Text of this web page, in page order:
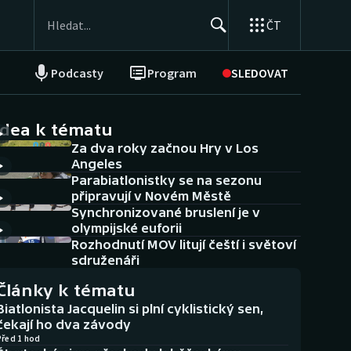
ČT
Podcasty Program SLEDOVAT
NEPŘEHLÉDNĚTE
Historické návraty
Aplikace ČT sport
AZ kvíz
k tématu
Za dva roky začnou Hry v Los
Angeles
Parabiatlonistky se na sezonu
připravují v Novém Městě
Synchronizované bruslení je v
olympijské euforii
Rozhodnutí MOV litují čeští i světoví
sdruženáři
k tématu
Jacquelin si plní cyklistický sen,
ho dva závody
1 hod